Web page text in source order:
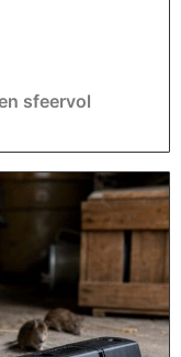
sfeervol